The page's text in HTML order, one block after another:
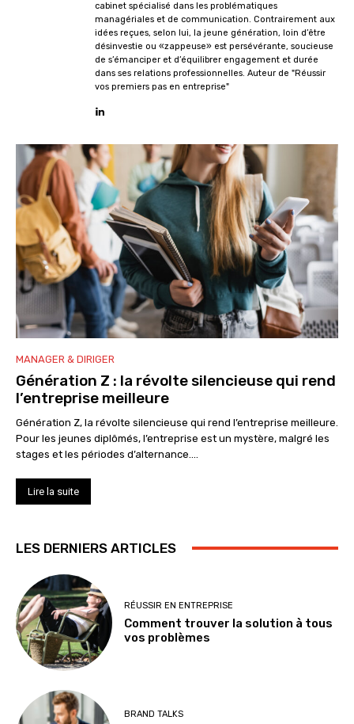
cabinet spécialisé dans les problématiques
managériales et de communication. Contrairement aux
idées reçues, selon lui, la jeune génération, loin d’être
désinvestie ou «zappeuse» est persévérante, soucieuse
de s’émanciper et d’équilibrer engagement et durée
dans ses relations professionnelles. Auteur de "Réussir
vos premiers pas en entreprise"
MANAGER & DIRIGER
Génération Z : la révolte silencieuse qui rend
l’entreprise meilleure
Génération Z, la révolte silencieuse qui rend l’entreprise meilleure.
Pour les jeunes diplômés, l’entreprise est un mystère, malgré les
stages et les périodes d’alternance....
Lire la suite
LES DERNIERS ARTICLES
RÉUSSIR EN ENTREPRISE
Comment trouver la solution à tous
vos problèmes
BRAND TALKS